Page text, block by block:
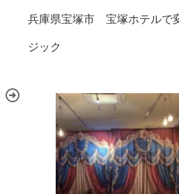
兵庫県宝塚市 宝塚ホテルで
ジック